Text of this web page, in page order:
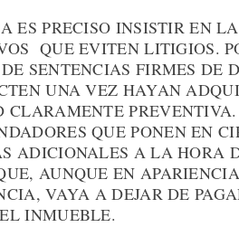
ES PRECISO INSISTIR EN
QUE EVITEN LITIGIOS.
SENTENCIAS FIRMES DE
UNA VEZ HAYAN
CLARAMENTE
QUE PONEN EN
ADICIONALES A LA HORA
AUNQUE EN
VAYA A DEJAR DE
INMUEBLE.